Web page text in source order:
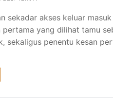
Mewah Modern Terbaru
sekadar akses keluar
pertama yang dilihat tamu
sekaligus penentu kesan